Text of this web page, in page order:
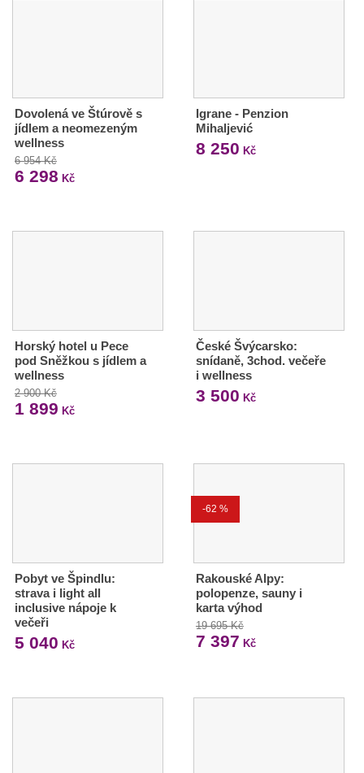
Dovolená ve Štúrově s
jídlem a neomezeným
wellness
6 954 Kč
6 298 Kč
Igrane - Penzion
Mihaljević
8 250 Kč
Horský hotel u Pece
pod Sněžkou s jídlem a
wellness
2 900 Kč
1 899 Kč
České Švýcarsko:
snídaně, 3chod. večeře
i wellness
3 500 Kč
Pobyt ve Špindlu:
strava i light all
inclusive nápoje k
večeři
5 040 Kč
-62 %
Rakouské Alpy:
polopenze, sauny i
karta výhod
19 695 Kč
7 397 Kč